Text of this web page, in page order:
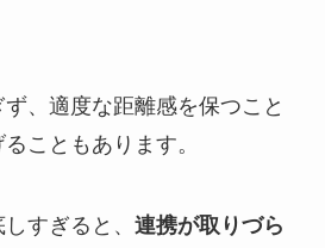
、適度な距離感を保つこと
こともあります。
すぎると、 連携が取りづら